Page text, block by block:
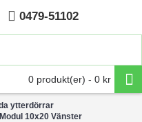
0479-51102
0 produkt(er) - 0 kr
ytterdörrar
10x20 Vänster